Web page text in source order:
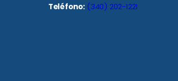
Teléfono: (340) 202-1221